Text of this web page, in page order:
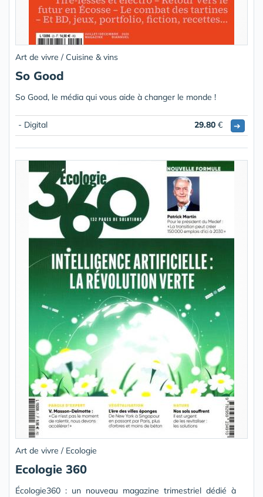
Art de vivre / Cuisine & vins
So Good
So Good, le média qui vous aide à changer le monde !
- Digital 29.80 € ➔
Art de vivre / Ecologie
Ecologie 360
Écologie360 : un nouveau magazine trimestriel dédié à